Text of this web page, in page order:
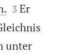


3 Er
unter